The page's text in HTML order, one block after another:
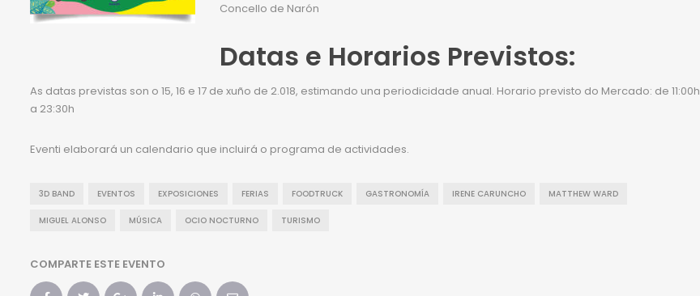
Concello de Narón
Datas e Horarios Previstos:
As datas previstas son o 15, 16 e 17 de xuño de 2.018, estimando una periodicidade anual. Horario previsto do Mercado: de 11:00h
a 23:30h
Eventi elaborará un calendario que incluirá o programa de actividades.
3D BAND EVENTOS EXPOSICIONES FERIAS FOODTRUCK GASTRONOMÍA IRENE CARUNCHO MATTHEW WARD
MIGUEL ALONSO MÚSICA OCIO NOCTURNO TURISMO
COMPARTE ESTE EVENTO